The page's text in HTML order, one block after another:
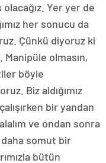
Yer yer de
her sonucu da
Çünkü diyoruz ki
olmasın,
böyle
Biz aldığımız
bir yandan
ve ondan sonra
daha somut bir
bütün